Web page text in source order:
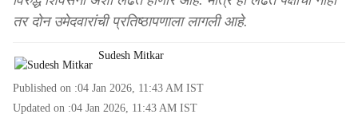
तर दोन उमेदवारांची प्रतिष्ठापणाला लागली आहे.
Sudesh Mitkar
Published on :04 Jan 2026, 11:43 AM IST
Updated on :04 Jan 2026, 11:43 AM IST